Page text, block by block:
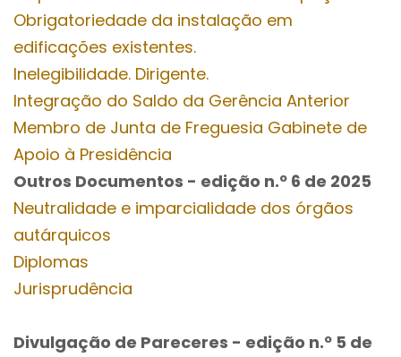
Obrigatoriedade da instalação em
edificações existentes.
Inelegibilidade. Dirigente.
Integração do Saldo da Gerência Anterior
Membro de Junta de Freguesia Gabinete de
Apoio à Presidência
Outros Documentos - edição n.º 6 de 2025
Neutralidade e imparcialidade dos órgãos
autárquicos
Diplomas
Jurisprudência
Divulgação de Pareceres - edição n.º 5 de